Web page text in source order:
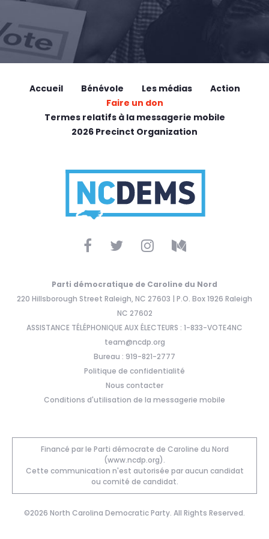
Accueil Bénévole Les médias
Action
Faire un don
Termes relatifs à la messagerie mobile
2026 Precinct Organization
Parti démocratique de Caroline du Nord
220 Hillsborough Street Raleigh, NC 27603 | P.O. Box 1926 Raleigh
NC 27602
ASSISTANCE TÉLÉPHONIQUE AUX ÉLECTEURS : 1-833-VOTE4NC
team@ncdp.org
Bureau : 919-821-2777
Politique de confidentialité
Nous contacter
Conditions d'utilisation de la messagerie mobile
Financé par le Parti démocrate de Caroline du Nord
(www.ncdp.org).
Cette communication n'est autorisée par aucun candidat
ou comité de candidat.
©2026 North Carolina Democratic Party. All Rights Reserved.